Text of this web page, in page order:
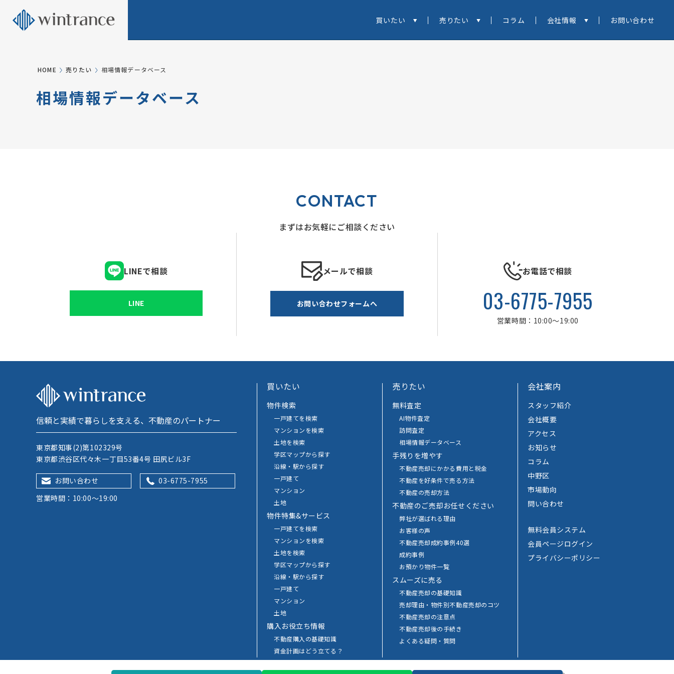
買いたい 売りたい コラム 会社情報 お問い合わせ
HOME 売りたい 相場情報データベース
相場情報データベース
CONTACT
まずはお気軽にご相談ください
LINEで相談
LINE
メールで相談
お問い合わせフォームへ
お電話で相談
03-6775-7955
営業時間：10:00～19:00
信頼と実績で暮らしを支える、不動産のパートナー
東京都知事(2)第102329号
東京都渋谷区代々木一丁目53番4号 田尻ビル3F
お問い合わせ
03-6775-7955
営業時間：10:00～19:00
買いたい
物件検索
一戸建てを検索
マンションを検索
土地を検索
学区マップから探す
沿線・駅から探す
一戸建て
マンション
土地
物件特集&サービス
一戸建てを検索
マンションを検索
土地を検索
学区マップから探す
沿線・駅から探す
一戸建て
マンション
土地
購入お役立ち情報
不動産購入の基礎知識
資金計画はどう立てる？
物件の選び方
売りたい
無料査定
AI物件査定
訪問査定
相場情報データベース
手残りを増やす
不動産売却にかかる費用と税金
不動産を好条件で売る方法
不動産の売却方法
不動産のご売却お任せください
弊社が選ばれる理由
お客様の声
不動産売却成約事例40選
成約事例
お預かり物件一覧
スムーズに売る
不動産売却の基礎知識
売却理由・物件別不動産売却のコツ
不動産売却の注意点
不動産売却後の手続き
よくある疑問・質問
会社案内
スタッフ紹介
会社概要
アクセス
お知らせ
コラム
中野区
市場動向
問い合わせ
無料会員システム
会員ページログイン
プライバシーポリシー